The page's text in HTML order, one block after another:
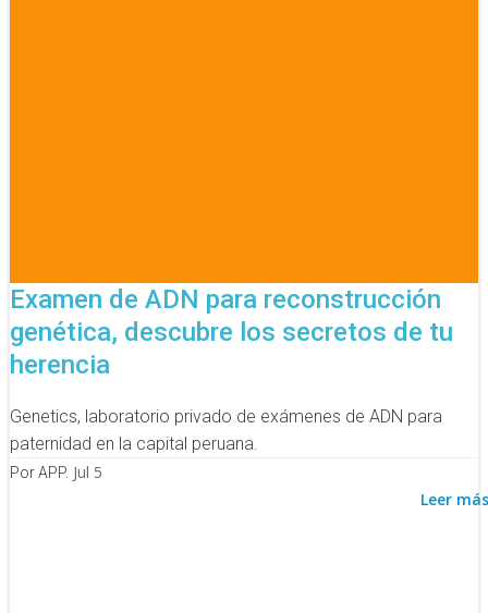
Examen de ADN para reconstrucción
genética, descubre los secretos de tu
herencia
Genetics, laboratorio privado de exámenes de ADN para
paternidad en la capital peruana.
Por APP. Jul 5
Leer más